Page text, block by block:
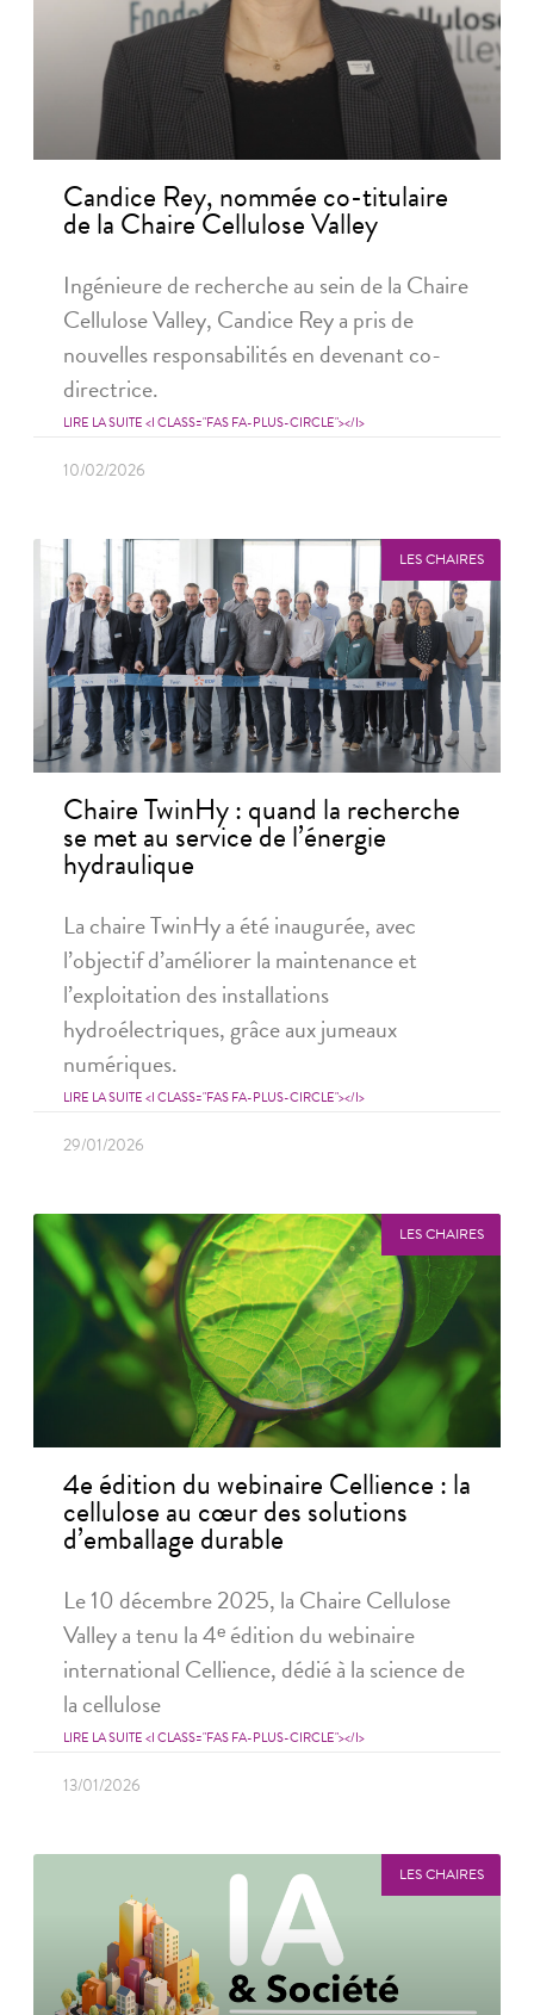
Candice Rey, nommée co-titulaire
de la Chaire Cellulose Valley
Ingénieure de recherche au sein de la Chaire
Cellulose Valley, Candice Rey a pris de
nouvelles responsabilités en devenant co-
directrice.
LIRE LA SUITE <I CLASS="FAS FA-PLUS-CIRCLE"></I>
10/02/2026
LES CHAIRES
Chaire TwinHy : quand la recherche
se met au service de l’énergie
hydraulique
La chaire TwinHy a été inaugurée, avec
l’objectif d’améliorer la maintenance et
l’exploitation des installations
hydroélectriques, grâce aux jumeaux
numériques.
LIRE LA SUITE <I CLASS="FAS FA-PLUS-CIRCLE"></I>
29/01/2026
LES CHAIRES
4e édition du webinaire Cellience : la
cellulose au cœur des solutions
d’emballage durable
Le 10 décembre 2025, la Chaire Cellulose
Valley a tenu la 4ᵉ édition du webinaire
international Cellience, dédié à la science de
la cellulose
LIRE LA SUITE <I CLASS="FAS FA-PLUS-CIRCLE"></I>
13/01/2026
LES CHAIRES